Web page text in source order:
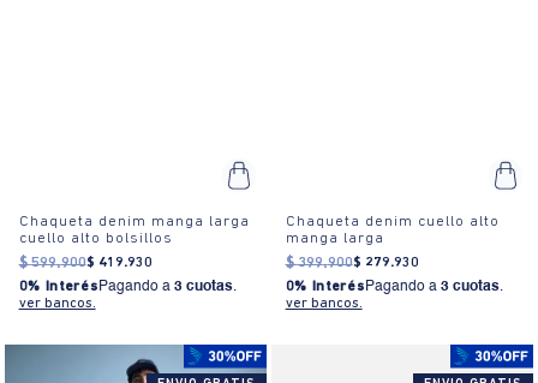
Chaqueta denim manga larga
cuello alto bolsillos
$ 599.900$ 419.930
0% Interés Pagando a 3 cuotas.
ver bancos.
Chaqueta denim cuello alto
manga larga
$ 399.900$ 279.930
0% Interés Pagando a 3 cuotas.
ver bancos.